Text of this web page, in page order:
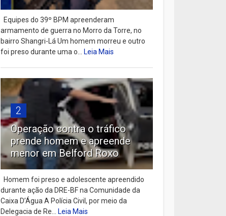
Equipes do 39º BPM apreenderam
armamento de guerra no Morro da Torre, no
bairro Shangri-Lá Um homem morreu e outro
foi preso durante uma o...Leia Mais
2
Operação contra o tráfico
prende homem e apreende
menor em Belford Roxo
Homem foi preso e adolescente apreendido
durante ação da DRE-BF na Comunidade da
Caixa D’Água A Polícia Civil, por meio da
Delegacia de Re...Leia Mais